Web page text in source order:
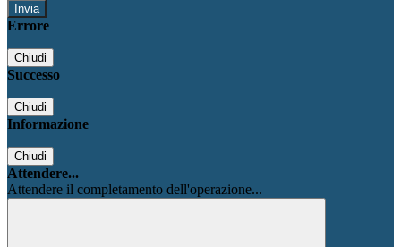
Errore
Chiudi
Successo
Chiudi
Informazione
Chiudi
Attendere...
Attendere il completamento dell'operazione...